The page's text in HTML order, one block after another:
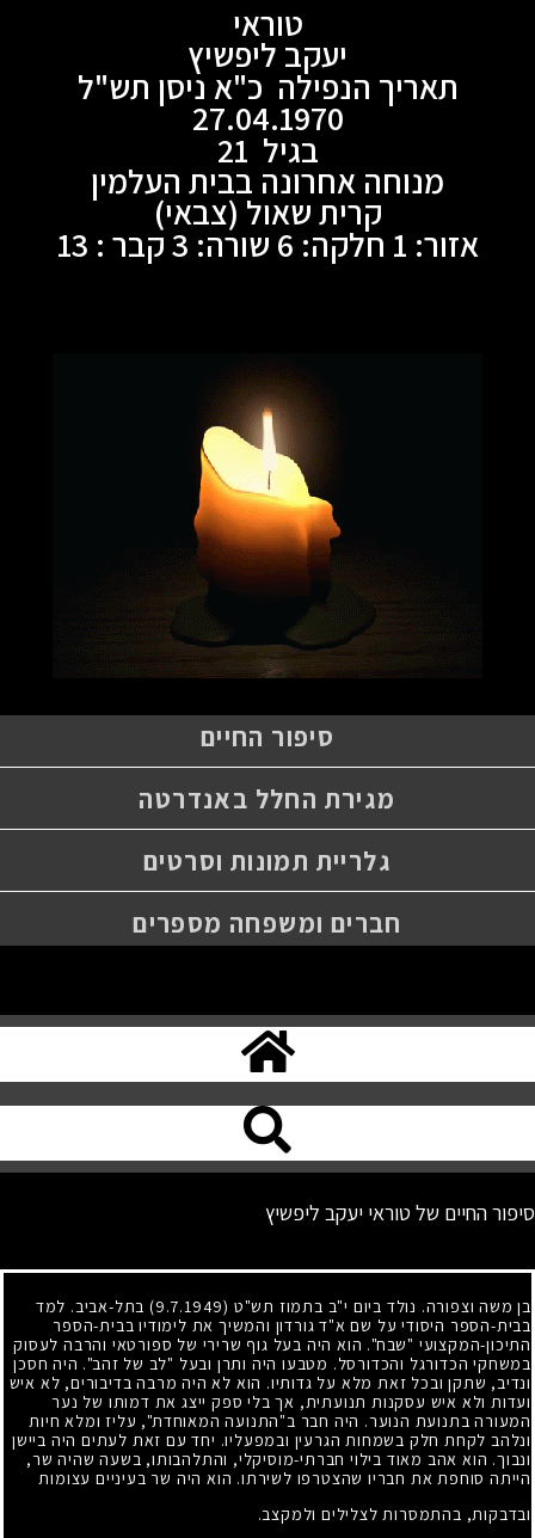
טוראי
יעקב ליפשיץ
תאריך הנפילה כ"א ניסן תש"ל
27.04.1970
בגיל 21
מנוחה אחרונה בבית העלמין
קרית שאול (צבאי)
אזור: 1 חלקה: 6 שורה: 3 קבר : 13
סיפור החיים
מגירת החלל באנדרטה
גלריית תמונות וסרטים
חברים ומשפחה מספרים
סיפור החיים של טוראי יעקב ליפשיץ
בן משה וצפורה. נולד ביום י"ב בתמוז תש"ט (9.7.1949)
בתל-אביב. למד
בבית-הספר היסודי על שם א"ד גורדון והמשיך את לימודיו בבית-הספר
התיכון-המקצועי "שבח". הוא היה בעל גוף שרירי של ספורטאי והרבה לעסוק
במשחקי הכדורגל והכדורסל. מטבעו היה ותרן ובעל "לב של זהב". היה חסכן
ונדיב, שתקן ובכל זאת מלא על גדותיו. הוא לא היה מרבה בדיבורים, לא איש
ועדות ולא איש עסקנות תנועתית, אך בלי ספק ייצג את דמותו של נער
המעורה בתנועת הנוער. היה חבר ב"התנועה המאוחדת", עליז ומלא חיות
ונלהב לקחת חלק בשמחות הגרעין ובמפעליו. יחד עם זאת לעתים היה ביישן
ונבוך. הוא אהב מאוד בילוי חברתי-מוסיקלי, והתלהבותו, בשעה שהיה שר,
הייתה סוחפת את חבריו שהצטרפו לשירתו. הוא היה שר בעיניים עצומות
ובדבקות, בהתמסרות לצלילים ולמקצב.